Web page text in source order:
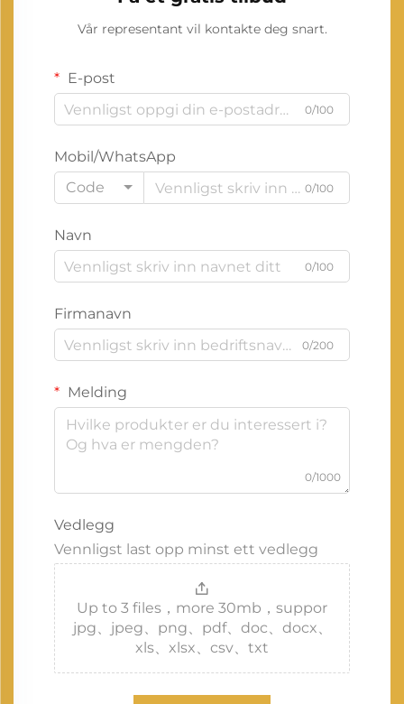
Vår representant vil kontakte deg snart.
E-post
0/100
Mobil/WhatsApp
Code
0/100
Navn
0/100
Firmanavn
0/200
Melding
0/1000
Vedlegg
Vennligst last opp minst ett vedlegg
Up to 3 files，more 30mb，suppor
jpg、jpeg、png、pdf、doc、docx、
xls、xlsx、csv、txt